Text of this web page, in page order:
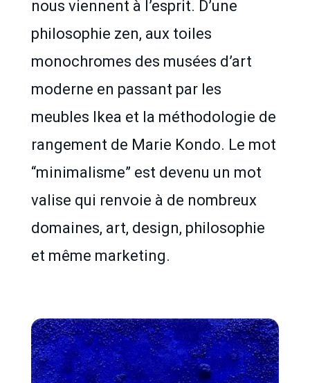
nous viennent à l’esprit. D’une
philosophie zen, aux toiles
monochromes des musées d’art
moderne en passant par les
meubles Ikea et la méthodologie de
rangement de Marie Kondo. Le mot
“minimalisme” est devenu un mot
valise qui renvoie à de nombreux
domaines, art, design, philosophie
et même marketing.